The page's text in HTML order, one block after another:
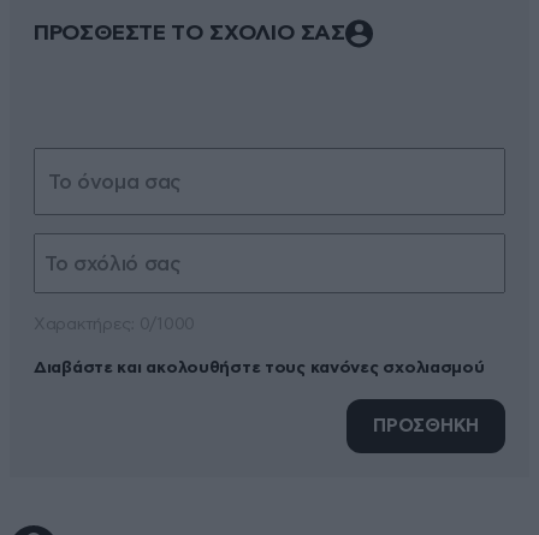
ΠΡΟΣΘΕΣΤΕ ΤΟ ΣΧΟΛΙΟ ΣΑΣ
Διαβάστε και ακολουθήστε τους κανόνες σχολιασμού
ΠΡΟΣΘΗΚΗ